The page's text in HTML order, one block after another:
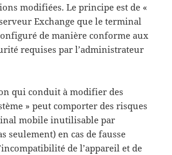
modifiées. Le principe est de «
Exchange que le terminal
de manière conforme aux
requises par l’administrateur
qui conduit à modifier des
» peut comporter des risques
mobile inutilisable par
seulement) en cas de fausse
de l’appareil et de